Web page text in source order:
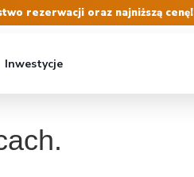
rezerwacji oraz najniższą cenę!
Inwestycje